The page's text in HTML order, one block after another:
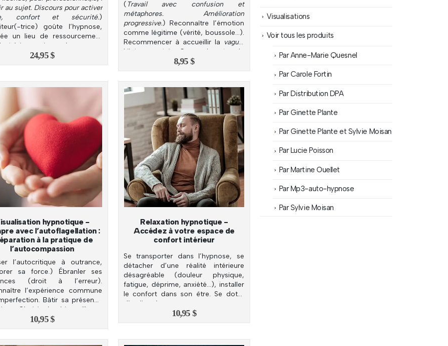
au sujet. Discours pour activer
confort et sécurité.)
trice) goûte l’hypnose,
un lieu de ressourcement
réduit son niveau de stress.
24,95$
( Travail avec confusion et
métaphores. Amélioration
progressive.) Reconnaître l’émotion
comme légitime (vérité, boussole…).
Recommencer à accueillir la vague.
Libérer sa joie. Cesser le rejet de
l’émotion négative.
8,95 $
hypnotique -
avec l’autoflagellation :
à la pratique de
l’autocompassion
l’autocritique à outrance,
sa force.) Ébranler ses
(droit à l’erreur).
l’expérience commune
Bâtir sa présence
Choisir la bienveillance
soi-même.10,95$
Relaxation hypnotique -
Accédez à votre espace de
confort intérieur
Se transporter dans l’hypnose, se
détacher d’une réalité intérieure
désagréable (douleur physique,
fatigue, déprime, anxiété…), installer
le confort dans son être. Se doter
d’un lieu de ressource.
10,95 $
Visualisations
Voir tous les produits
Par Anne-Marie Quesnel
Par Carole Fortin
Par Distribution DPA
Par Ginette Plante
Par Ginette Plante et Sylvie Moisan
Par Lucie Poisson
Par Martine Ouellet
Par Mp3-auto-hypnose
Par Sylvie Moisan